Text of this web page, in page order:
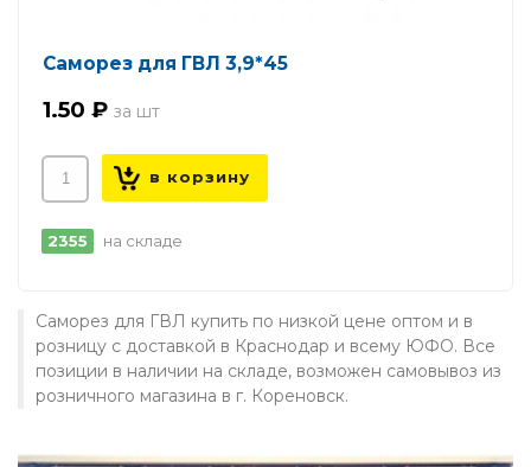
Саморез для ГВЛ 3,9*45
1.50 ₽
2355 на складе
Саморез для ГВЛ купить по низкой цене оптом и в
розницу с доставкой в Краснодар и всему ЮФО. Все
позиции в наличии на складе, возможен самовывоз из
розничного магазина в г. Кореновск.